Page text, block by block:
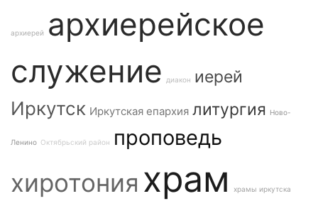
архиерей
архиерейское
служение
диакон иерей
Иркутск Иркутская епархия литургия Ново-
Ленино Октябрьский район проповедь
хиротония храм храмы иркутска